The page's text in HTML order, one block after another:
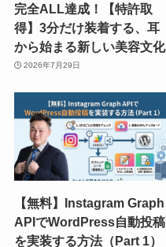
完全ALL達成！【特許取
得】3分だけ装着する、耳
から始まる新しい美容文化
2026年7月29日
【無料】Instagram Graph
APIでWordPress自動投稿
を実装する方法（Part 1）